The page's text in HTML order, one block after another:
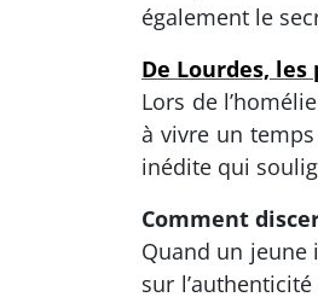
également le
De Lourdes,
Lors de
à vivre un
inédite qui
Comment
Quand un jeune
sur